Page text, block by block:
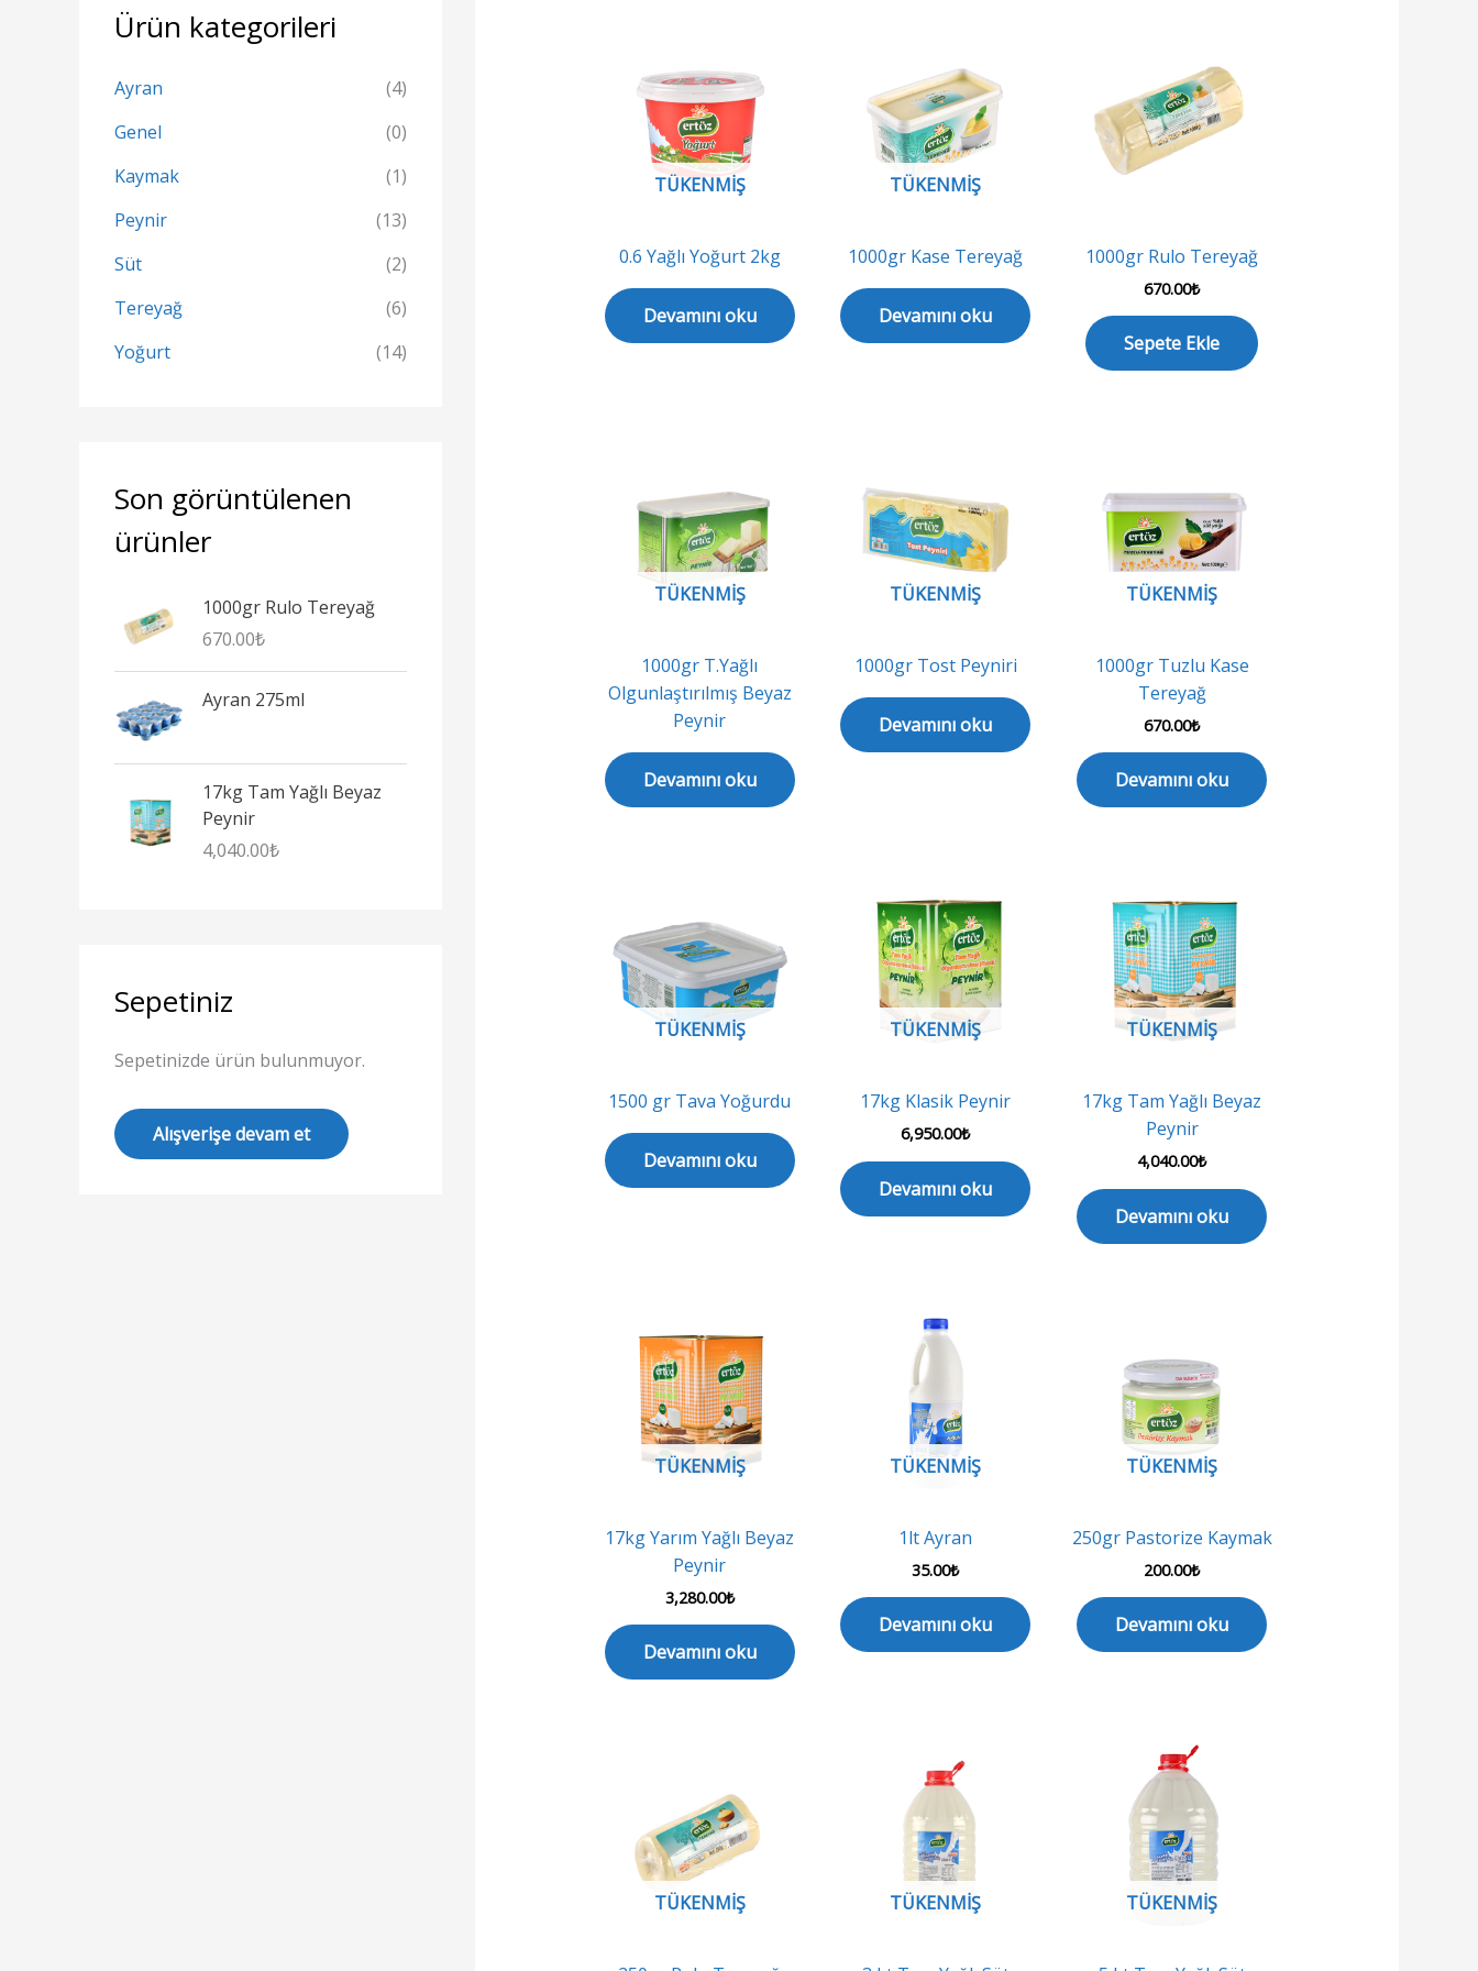
Ürün kategorileri
Ayran
(4)
Genel
(0)
Kaymak
(1)
Peynir
(13)
Süt
(2)
Tereyağ
(6)
Yoğurt
(14)
Son görüntülenen
ürünler
1000gr Rulo Tereyağ
670.00₺
Ayran 275ml
17kg Tam Yağlı Beyaz
Peynir
4,040.00₺
Sepetiniz
Sepetinizde ürün bulunmuyor.
Alışverişe devam et
TÜKENMIŞ
0.6 Yağlı Yoğurt 2kg
Devamını oku
TÜKENMIŞ
1000gr Kase Tereyağ
Devamını oku
1000gr Rulo Tereyağ
670.00₺
Sepete Ekle
TÜKENMIŞ
1000gr T.Yağlı
Olgunlaştırılmış Beyaz
Peynir
Devamını oku
TÜKENMIŞ
1000gr Tost Peyniri
Devamını oku
TÜKENMIŞ
1000gr Tuzlu Kase
Tereyağ
670.00₺
Devamını oku
TÜKENMIŞ
1500 gr Tava Yoğurdu
Devamını oku
TÜKENMIŞ
17kg Klasik Peynir
6,950.00₺
Devamını oku
TÜKENMIŞ
17kg Tam Yağlı Beyaz
Peynir
4,040.00₺
Devamını oku
TÜKENMIŞ
17kg Yarım Yağlı Beyaz
Peynir
3,280.00₺
Devamını oku
TÜKENMIŞ
1lt Ayran
35.00₺
Devamını oku
TÜKENMIŞ
250gr Pastorize Kaymak
200.00₺
Devamını oku
TÜKENMIŞ TÜKENMIŞ TÜKENMIŞ